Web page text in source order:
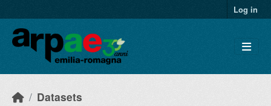
Log in
Datasets